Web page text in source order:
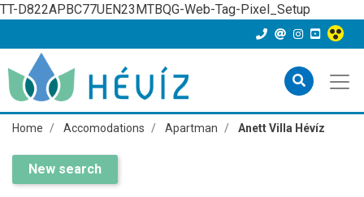
TT-D822APBC77UEN23MTBQG-Web-Tag-Pixel_Setup
Home Accomodations Apartman Anett Villa Hévíz
New search